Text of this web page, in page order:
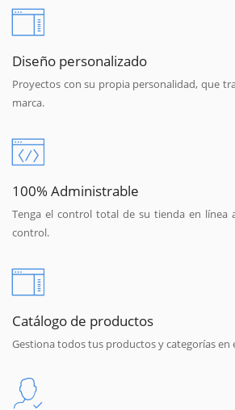
Diseño personalizado
Proyectos con su propia personalidad, que
marca.
100% Administrable
Tenga el control total de su tienda en línea
control.
Catálogo de productos
Gestiona todos tus productos y categorías en